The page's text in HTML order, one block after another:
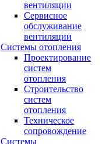
вентиляции
Сервисное
обслуживание
вентиляции
Системы отопления
Проектирование
систем
отопления
Строительство
систем
отопления
Техническое
сопровождение
Системы